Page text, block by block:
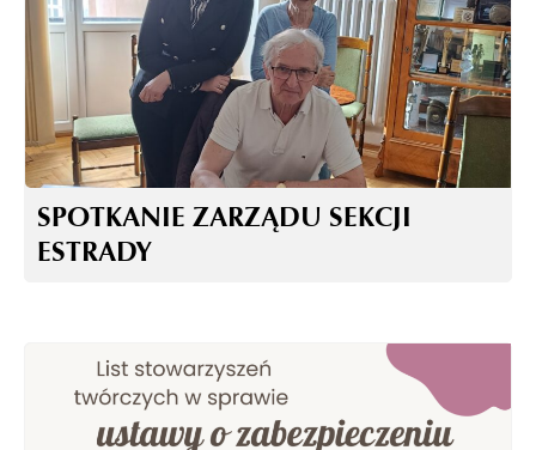
SPOTKANIE ZARZĄDU SEKCJI
ESTRADY